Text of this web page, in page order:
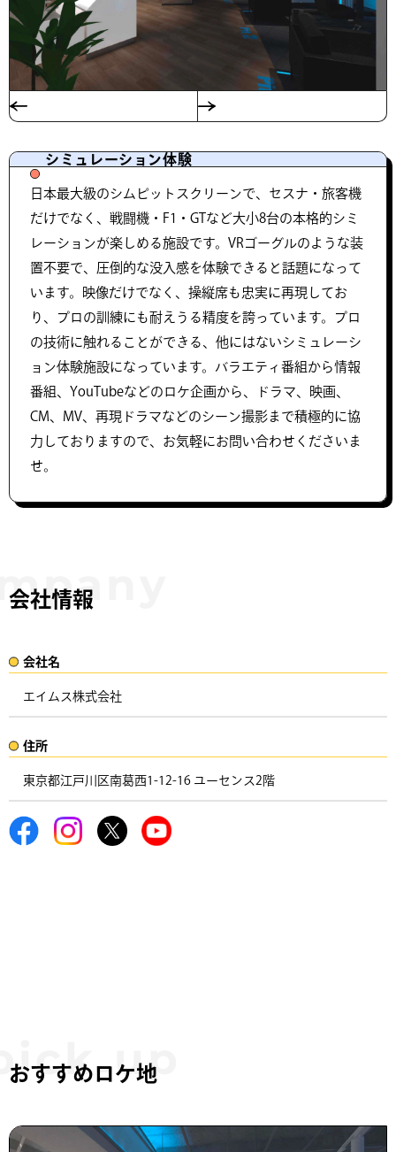
シミュレーション体験
日本最大級のシムピットスクリーンで、セスナ・旅客機
だけでなく、戦闘機・F1・GTなど大小8台の本格的シミ
レーションが楽しめる施設です。VRゴーグルのような装
置不要で、圧倒的な没入感を体験できると話題になって
います。映像だけでなく、操縦席も忠実に再現してお
り、プロの訓練にも耐えうる精度を誇っています。プロ
の技術に触れることができる、他にはないシミュレーシ
ョン体験施設になっています。バラエティ番組から情報
番組、YouTubeなどのロケ企画から、ドラマ、映画、
CM、MV、再現ドラマなどのシーン撮影まで積極的に協
力しておりますので、お気軽にお問い合わせくださいま
せ。
会社情報
会社名​
エイムス株式会社
住所​​
東京都江戸川区南葛西1-12-16 ユーセンス2階 ​
おすすめロケ地